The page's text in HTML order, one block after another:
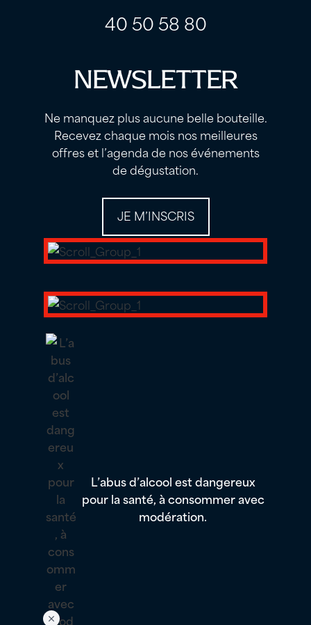
40 50 58 80
NEWSLETTER
Ne manquez plus aucune belle bouteille.
Recevez chaque mois nos meilleures
offres et l’agenda de nos événements
de dégustation.
JE M’INSCRIS
L’abus d’alcool est dangereux
pour la santé, à consommer avec
modération.